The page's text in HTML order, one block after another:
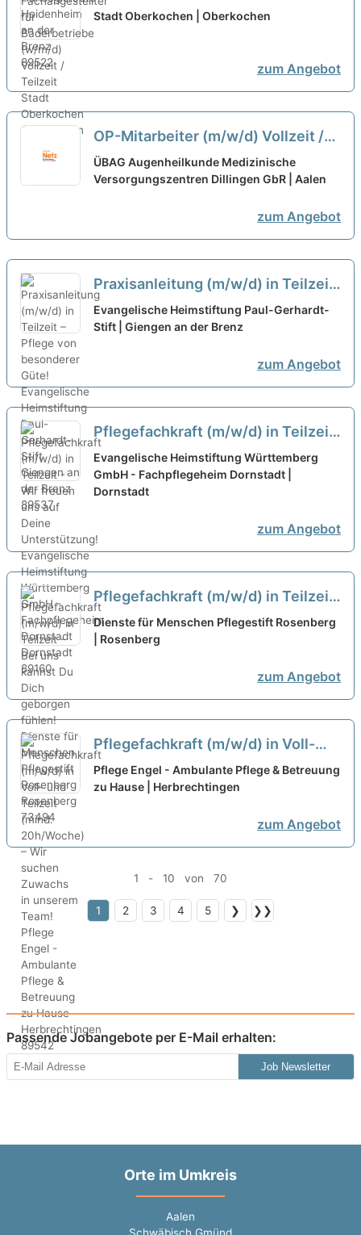
(w/m/d) Vollzeit / Teilzeit
Stadt Oberkochen | Oberkochen
zum Angebot
OP-Mitarbeiter (m/w/d) Vollzeit /
Teilzeit neu
ÜBAG Augenheilkunde Medizinische
Versorgungszentren Dillingen GbR | Aalen
zum Angebot
Praxisanleitung (m/w/d) in Teilzeit
– Pflege von besonderer Güte! neu
Evangelische Heimstiftung Paul-Gerhardt-
Stift | Giengen an der Brenz
zum Angebot
Pflegefachkraft (m/w/d) in Teilzeit
- Wir freuen uns auf Deine
Unterstützung! neu
Evangelische Heimstiftung Württemberg
GmbH - Fachpflegeheim Dornstadt |
Dornstadt
zum Angebot
Pflegefachkraft (m/w/d) in Teilzeit
- Bei uns kannst Du Dich geborgen
fühlen! neu
Dienste für Menschen Pflegestift Rosenberg
| Rosenberg
zum Angebot
Pflegefachkraft (m/w/d) in Voll-
und Teilzeit (mind. 20h/Woche) –
Wir suchen Zuwachs in unserem
Pflege Engel - Ambulante Pflege & Betreuung
zu Hause | Herbrechtingen
zum Angebot
1 - 10 von 70
1 2 3 4 5 ❯ ❯❯
Passende Jobangebote per E-Mail erhalten:
Job Newsletter
Orte im Umkreis
Aalen